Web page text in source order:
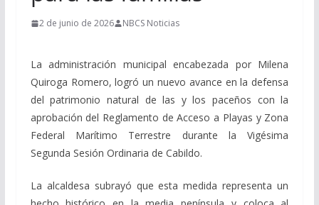
2 de junio de 2026 NBCS Noticias
La administración municipal encabezada por Milena
Quiroga Romero, logró un nuevo avance en la defensa
del patrimonio natural de las y los paceños con la
aprobación del Reglamento de Acceso a Playas y Zona
Federal Marítimo Terrestre durante la Vigésima
Segunda Sesión Ordinaria de Cabildo.
La alcaldesa subrayó que esta medida representa un